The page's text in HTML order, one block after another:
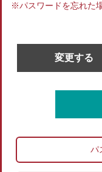
※パスワードを忘れた
変更する
パ